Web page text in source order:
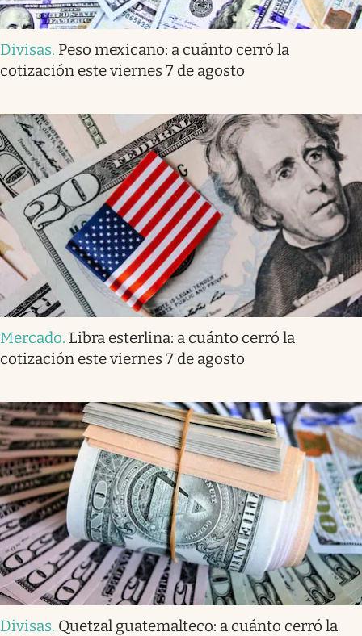
Divisas. Peso mexicano: a cuánto cerró la
cotización este viernes 7 de agosto
Mercado. Libra esterlina: a cuánto cerró la
cotización este viernes 7 de agosto
Divisas. Quetzal guatemalteco: a cuánto cerró la